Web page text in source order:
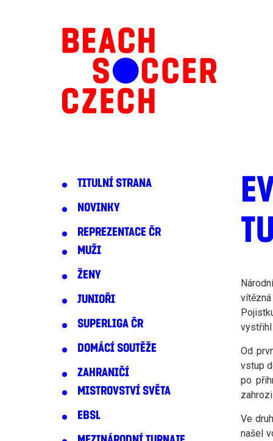
TITULNÍ STRANA
NOVINKY
REPREZENTACE ČR
MUŽI
ŽENY
JUNIOŘI
SUPERLIGA ČR
DOMÁCÍ SOUTĚŽE
ZAHRANIČÍ
MISTROVSTVÍ SVĚTA
EBSL
Od
vstup
po
Ve
našel